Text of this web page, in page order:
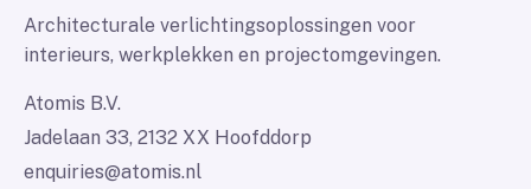
Architecturale verlichtingsoplossingen voor
interieurs, werkplekken en projectomgevingen.
Atomis B.V.
Jadelaan 33, 2132 XX Hoofddorp
enquiries@atomis.nl